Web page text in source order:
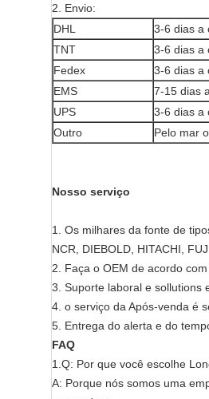
2. Envio:
DHL
3-6 dias a
TNT
3-6 dias a
Fedex
3-6 dias a
EMS
7-15 dias
UPS
3-6 dias a
Outro
Pelo mar
Nosso serviço
1. Os milhares da fonte de
NCR, DIEBOLD, HITACHI,
2. Faça o OEM de acordo
3. Suporte laboral e sollutions
4. o serviço da Após-venda é
5. Entrega do alerta e do
FAQ
1.Q: Por que você escolhe
A: Porque nós somos uma